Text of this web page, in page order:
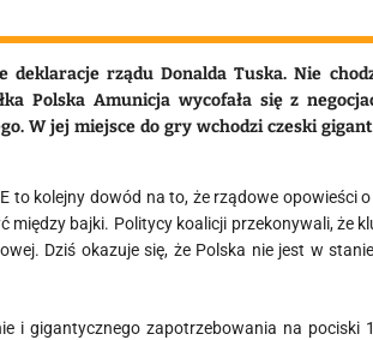
deklaracje rządu Donalda Tuska. Nie
Polska Amunicja wycofała się z
W jej miejsce do gry wchodzi czeski
to kolejny dowód na to, że rządowe opowieści
między bajki. Politycy koalicji przekonywali, że
. Dziś okazuje się, że Polska nie jest w
i gigantycznego zapotrzebowania na pociski